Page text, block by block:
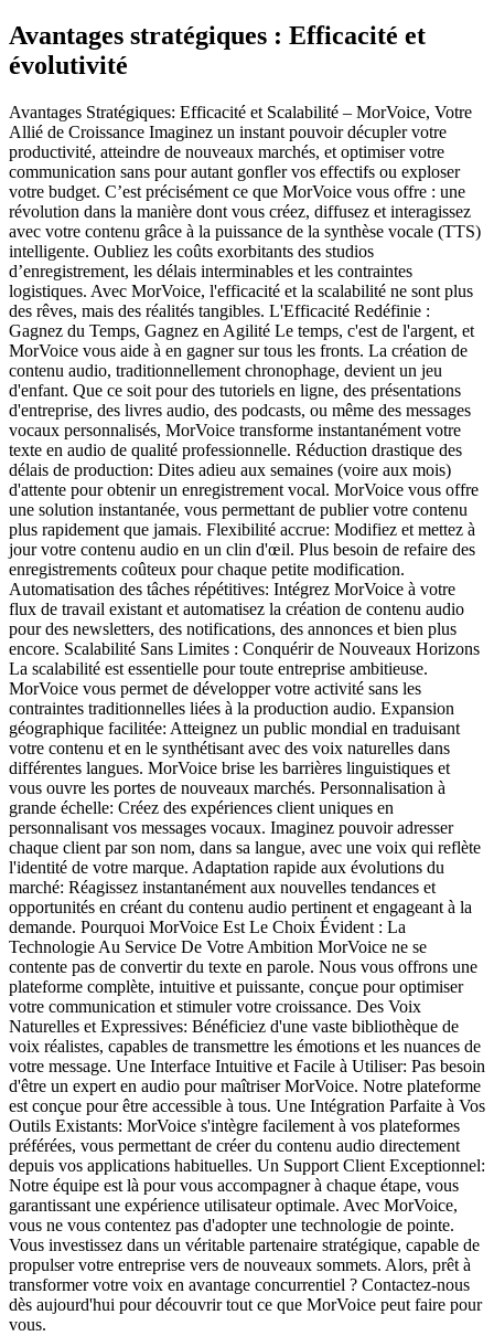
Avantages stratégiques : Efficacité et
évolutivité
Avantages Stratégiques: Efficacité et Scalabilité – MorVoice, Votre
Allié de Croissance Imaginez un instant pouvoir décupler votre
productivité, atteindre de nouveaux marchés, et optimiser votre
communication sans pour autant gonfler vos effectifs ou exploser
votre budget. C’est précisément ce que MorVoice vous offre : une
révolution dans la manière dont vous créez, diffusez et interagissez
avec votre contenu grâce à la puissance de la synthèse vocale (TTS)
intelligente. Oubliez les coûts exorbitants des studios
d’enregistrement, les délais interminables et les contraintes
logistiques. Avec MorVoice, l'efficacité et la scalabilité ne sont plus
des rêves, mais des réalités tangibles. L'Efficacité Redéfinie :
Gagnez du Temps, Gagnez en Agilité Le temps, c'est de l'argent, et
MorVoice vous aide à en gagner sur tous les fronts. La création de
contenu audio, traditionnellement chronophage, devient un jeu
d'enfant. Que ce soit pour des tutoriels en ligne, des présentations
d'entreprise, des livres audio, des podcasts, ou même des messages
vocaux personnalisés, MorVoice transforme instantanément votre
texte en audio de qualité professionnelle. Réduction drastique des
délais de production: Dites adieu aux semaines (voire aux mois)
d'attente pour obtenir un enregistrement vocal. MorVoice vous offre
une solution instantanée, vous permettant de publier votre contenu
plus rapidement que jamais. Flexibilité accrue: Modifiez et mettez à
jour votre contenu audio en un clin d'œil. Plus besoin de refaire des
enregistrements coûteux pour chaque petite modification.
Automatisation des tâches répétitives: Intégrez MorVoice à votre
flux de travail existant et automatisez la création de contenu audio
pour des newsletters, des notifications, des annonces et bien plus
encore. Scalabilité Sans Limites : Conquérir de Nouveaux Horizons
La scalabilité est essentielle pour toute entreprise ambitieuse.
MorVoice vous permet de développer votre activité sans les
contraintes traditionnelles liées à la production audio. Expansion
géographique facilitée: Atteignez un public mondial en traduisant
votre contenu et en le synthétisant avec des voix naturelles dans
différentes langues. MorVoice brise les barrières linguistiques et
vous ouvre les portes de nouveaux marchés. Personnalisation à
grande échelle: Créez des expériences client uniques en
personnalisant vos messages vocaux. Imaginez pouvoir adresser
chaque client par son nom, dans sa langue, avec une voix qui reflète
l'identité de votre marque. Adaptation rapide aux évolutions du
marché: Réagissez instantanément aux nouvelles tendances et
opportunités en créant du contenu audio pertinent et engageant à la
demande. Pourquoi MorVoice Est Le Choix Évident : La
Technologie Au Service De Votre Ambition MorVoice ne se
contente pas de convertir du texte en parole. Nous vous offrons une
plateforme complète, intuitive et puissante, conçue pour optimiser
votre communication et stimuler votre croissance. Des Voix
Naturelles et Expressives: Bénéficiez d'une vaste bibliothèque de
voix réalistes, capables de transmettre les émotions et les nuances de
votre message. Une Interface Intuitive et Facile à Utiliser: Pas besoin
d'être un expert en audio pour maîtriser MorVoice. Notre plateforme
est conçue pour être accessible à tous. Une Intégration Parfaite à Vos
Outils Existants: MorVoice s'intègre facilement à vos plateformes
préférées, vous permettant de créer du contenu audio directement
depuis vos applications habituelles. Un Support Client Exceptionnel:
Notre équipe est là pour vous accompagner à chaque étape, vous
garantissant une expérience utilisateur optimale. Avec MorVoice,
vous ne vous contentez pas d'adopter une technologie de pointe.
Vous investissez dans un véritable partenaire stratégique, capable de
propulser votre entreprise vers de nouveaux sommets. Alors, prêt à
transformer votre voix en avantage concurrentiel ? Contactez-nous
dès aujourd'hui pour découvrir tout ce que MorVoice peut faire pour
vous.